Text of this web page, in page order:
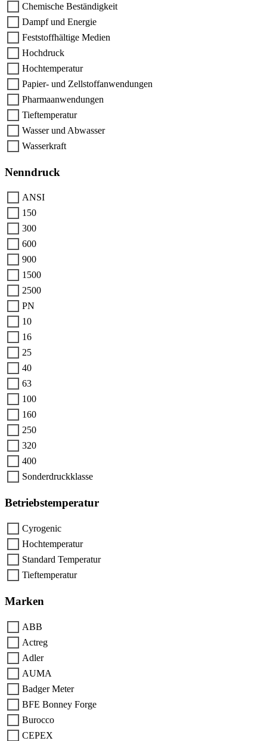
Chemische Beständigkeit
Dampf und Energie
Feststoffhältige Medien
Hochdruck
Hochtemperatur
Papier- und Zellstoffanwendungen
Pharmaanwendungen
Tieftemperatur
Wasser und Abwasser
Wasserkraft
Nenndruck
ANSI
150
300
600
900
1500
2500
PN
10
16
25
40
63
100
160
250
320
400
Sonderdruckklasse
Betriebstemperatur
Cyrogenic
Hochtemperatur
Standard Temperatur
Tieftemperatur
Marken
ABB
Actreg
Adler
AUMA
Badger Meter
BFE Bonney Forge
Burocco
CEPEX